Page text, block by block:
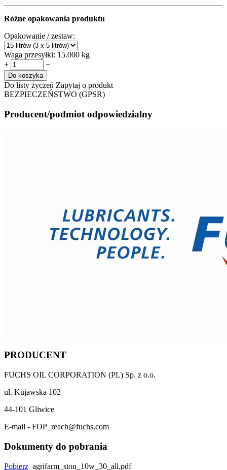
Różne opakowania produktu
Opakowanie / zestaw:
Waga przesyłki: 15.000 kg
+
−
Do koszyka
Do listy życzeń Zapytaj o produkt
BEZPIECZEŃSTWO (GPSR)
Producent/podmiot odpowiedzialny
PRODUCENT
FUCHS OIL CORPORATION (PL) Sp. z o.o.
ul. Kujawska 102
44-101 Gliwice
E-mail - FOP_reach@fuchs.com
Dokumenty do pobrania
Pobierz agrifarm_stou_10w_30_all.pdf